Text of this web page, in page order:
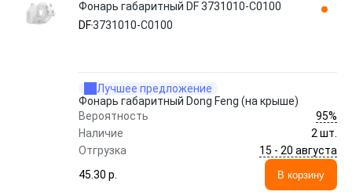
Фонарь габаритный DF 3731010-C0100
DF3731010-C0100
Лучшее предложение
Фонарь габаритный Dong Feng (на крыше)
Вероятность
95%
Наличие
2 шт.
Отгрузка
15 - 20 августа
45.30 p.
В корзину